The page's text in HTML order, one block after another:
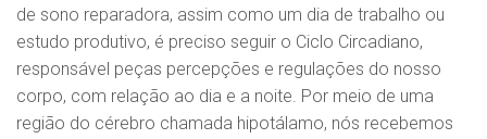
de sono reparadora, assim como um dia de trabalho ou
estudo produtivo, é preciso seguir o Ciclo Circadiano,
responsável peças percepções e regulações do nosso
corpo, com relação ao dia e a noite. Por meio de uma
região do cérebro chamada hipotálamo, nós recebemos